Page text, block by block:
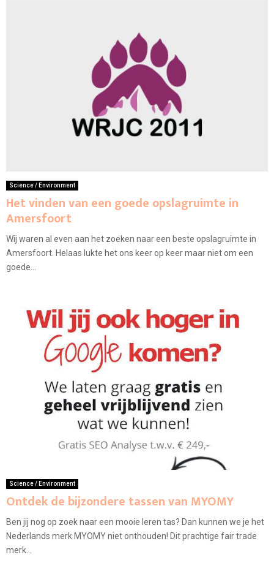
Science / Environment
Het vinden van een goede opslagruimte in
Amersfoort
Wij waren al even aan het zoeken naar een beste opslagruimte in
Amersfoort. Helaas lukte het ons keer op keer maar niet om een
goede...
Science / Environment
Ontdek de bijzondere tassen van MYOMY
Ben jij nog op zoek naar een mooie leren tas? Dan kunnen we je het
Nederlands merk MYOMY niet onthouden! Dit prachtige fair trade
merk...